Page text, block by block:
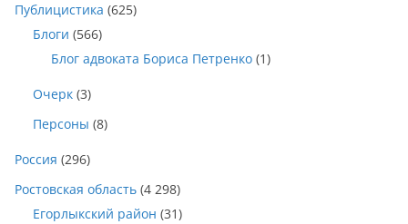
Публицистика (625)
Блоги (566)
Блог адвоката Бориса Петренко (1)
Очерк (3)
Персоны (8)
Россия (296)
Ростовская область (4 298)
Егорлыкский район (31)